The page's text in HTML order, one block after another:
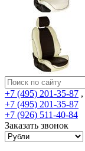
+7 (495) 201-35-87 ,
+7 (495) 201-35-87
+7 (926) 511-40-84
Заказать звонок